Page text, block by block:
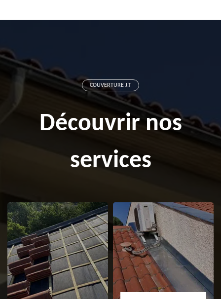
COUVERTURE J.T
Découvrir nos
services